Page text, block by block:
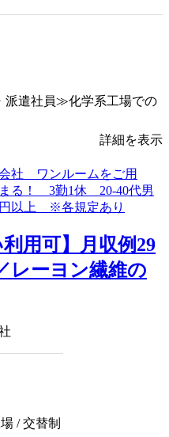
派遣社員≫化学系工場での
詳細を表示
用可】月収例29
レーヨン繊維の
/ 交替制